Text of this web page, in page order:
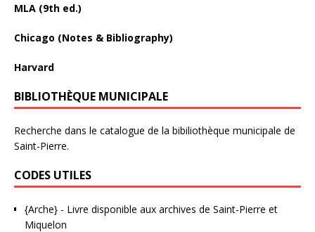
MLA (9th ed.)
Chicago (Notes & Bibliography)
Harvard
BIBLIOTHÈQUE MUNICIPALE
Recherche dans le catalogue de la bibiliothèque municipale de
Saint-Pierre.
CODES UTILES
{Arche} - Livre disponible aux archives de Saint-Pierre et
Miquelon